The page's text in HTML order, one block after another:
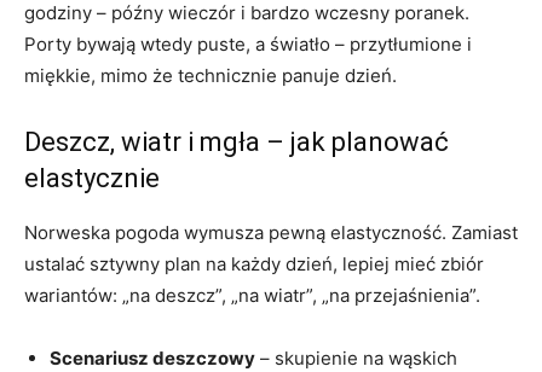
godziny – późny wieczór i bardzo wczesny poranek.
Porty bywają wtedy puste, a światło – przytłumione i
miękkie, mimo że technicznie panuje dzień.
Deszcz, wiatr i mgła – jak planować
elastycznie
Norweska pogoda wymusza pewną elastyczność. Zamiast
ustalać sztywny plan na każdy dzień, lepiej mieć zbiór
wariantów: „na deszcz”, „na wiatr”, „na przejaśnienia”.
Scenariusz deszczowy – skupienie na wąskich